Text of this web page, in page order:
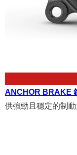
ANCHOR BRAKE
供強勁且穩定的制